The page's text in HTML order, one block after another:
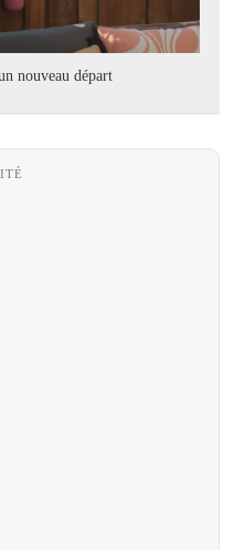
nouveau départ